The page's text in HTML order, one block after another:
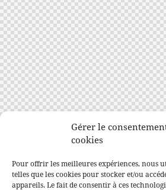
Gérer le
cookies
Pour offrir les meilleures expériences, nous
telles que les cookies pour stocker et/ou
appareils. Le fait de consentir à ces